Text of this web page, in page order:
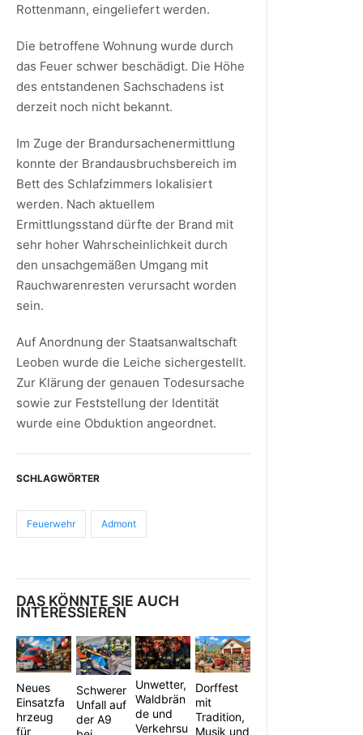
Rottenmann, eingeliefert werden.
Die betroffene Wohnung wurde durch
das Feuer schwer beschädigt. Die Höhe
des entstandenen Sachschadens ist
derzeit noch nicht bekannt.
Im Zuge der Brandursachenermittlung
konnte der Brandausbruchsbereich im
Bett des Schlafzimmers lokalisiert
werden. Nach aktuellem
Ermittlungsstand dürfte der Brand mit
sehr hoher Wahrscheinlichkeit durch
den unsachgemäßen Umgang mit
Rauchwarenresten verursacht worden
sein.
Auf Anordnung der Staatsanwaltschaft
Leoben wurde die Leiche sichergestellt.
Zur Klärung der genauen Todesursache
sowie zur Feststellung der Identität
wurde eine Obduktion angeordnet.
SCHLAGWÖRTER
Feuerwehr Admont
DAS KÖNNTE SIE AUCH
INTERESSIEREN
Neues
Einsatzfa
hrzeug
für
Schwerer
Unfall auf
der A9
Unwetter,
Waldbrän
de und
Verkehrsu
Dorffest
mit
Tradition,
Musik und